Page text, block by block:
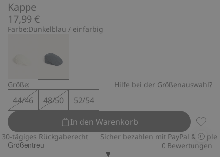
Kappe
17,99 €
Farbe:Dunkelblau / einfarbig
Größe: Hilfe bei der Größenauswahl?
44/46 48/50
52/54
In den Warenkorb
tägiges Rückgaberecht Sicher bezahlen mit PayPal & Apple
Größentreu 0 Bewertungen